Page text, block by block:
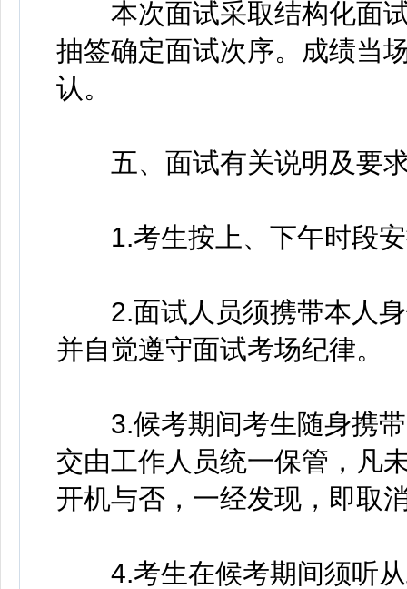
本次面试采取结构化面试
抽签确定面试次序。成绩当
认。
五、面试有关说明及要
1.考生按上、下午时段安
2.面试人员须携带本人身
并自觉遵守面试考场纪律。
3.候考期间考生随身携带
交由工作人员统一保管，凡
开机与否，一经发现，即取
4.考生在候考期间须听从